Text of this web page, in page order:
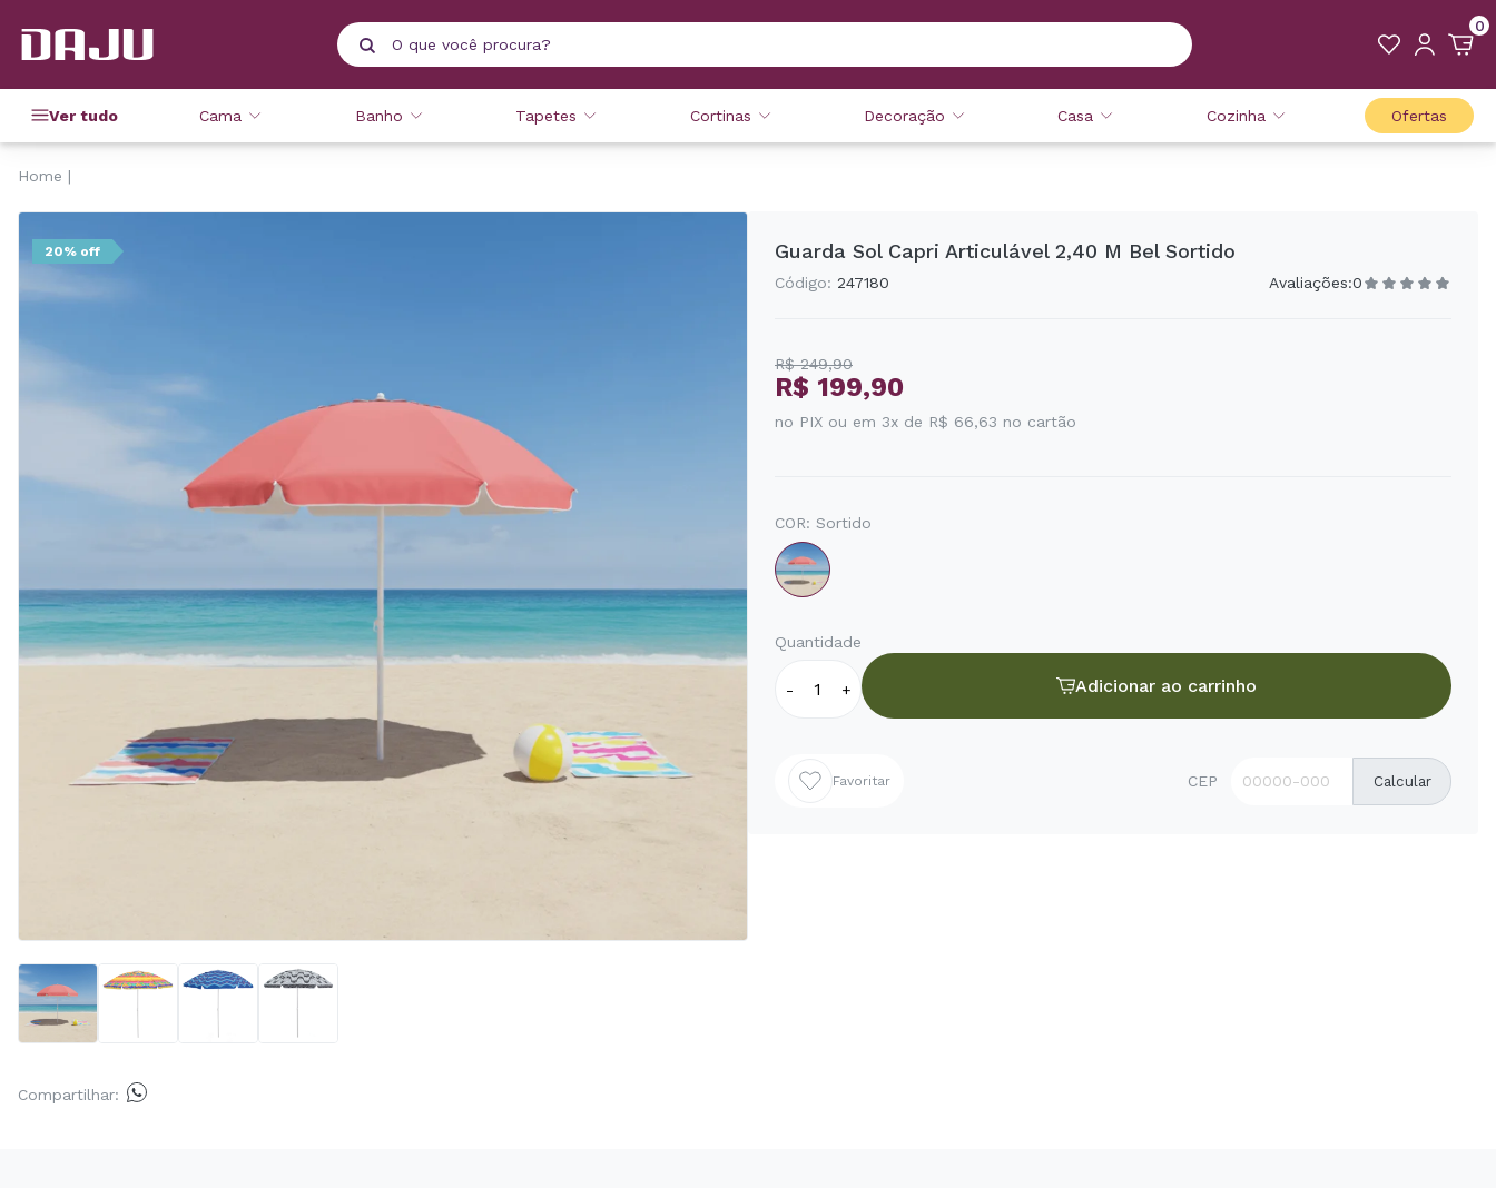
0
Ver tudo Cama Banho Tapetes Cortinas Decoração Casa Cozinha Ofertas
Home
20% off
Compartilhar:
Guarda Sol Capri Articulável 2,40 M Bel Sortido
Código: 247180 Avaliações:0
R$ 249,90
R$ 199,90
no PIX ou em 3x de R$ 66,63 no cartão
COR: Sortido
Quantidade
- + Adicionar ao carrinho
Favoritar CEP Calcular